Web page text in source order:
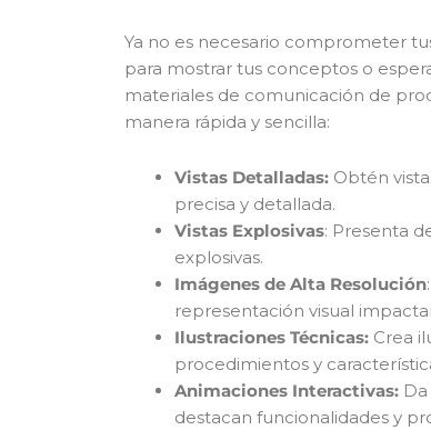
Ya no es necesario comprometer
para mostrar tus conceptos o
materiales de comunicación de
manera rápida y sencilla:
Vistas Detalladas: Obtén
precisa y detallada.
Vistas Explosivas: Presenta
explosivas.
Imágenes de Alta Resolución
representación visual
Ilustraciones Técnicas: Crea
procedimientos y
Animaciones Interactivas:
destacan funcionalidades y